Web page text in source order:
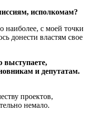
исполкомам?
с моей точки
донести властям свое
выступаете,
и депутатам.
проектов,
немало.